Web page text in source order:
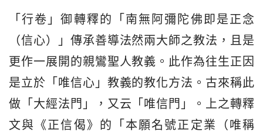
「行卷」御轉釋的「南無阿彌陀佛即是正念
（信心）」傳承善導法然兩大師之教法，且是
更作一展開的親鸞聖人教義。此作為往生正因
是立於「唯信心」教義的教化方法。古來稱此
做「大經法門」，又云「唯信門」。上之轉釋
文與《正信偈》的「本願名號正定業（唯稱